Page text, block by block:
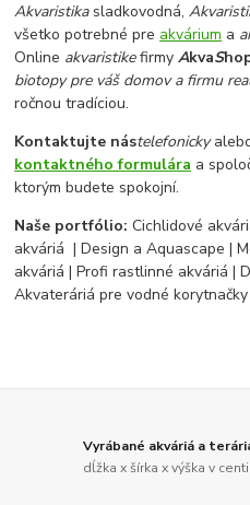
Akvaristikasladkovodná,
všetko potrebné pre akvárium a
Online akvaristikefirmyAkvaS
biotopy pre váš domov a firmu
ročnou tradíciou.
Kontaktujte nástelefonicky
kontaktného formulára a
ktorým budete spokojní.
Naše portfólio: Cichlidové
akváriá | Design a Aquascape |
akváriá | Profi rastlinné akváriá |
Akvateráriá pre vodné
Vyrábané akváriá a
dĺžka x šírka x výška v